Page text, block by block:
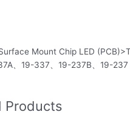
Mount Chip LED
、19-337、19-237B、19-237
Products